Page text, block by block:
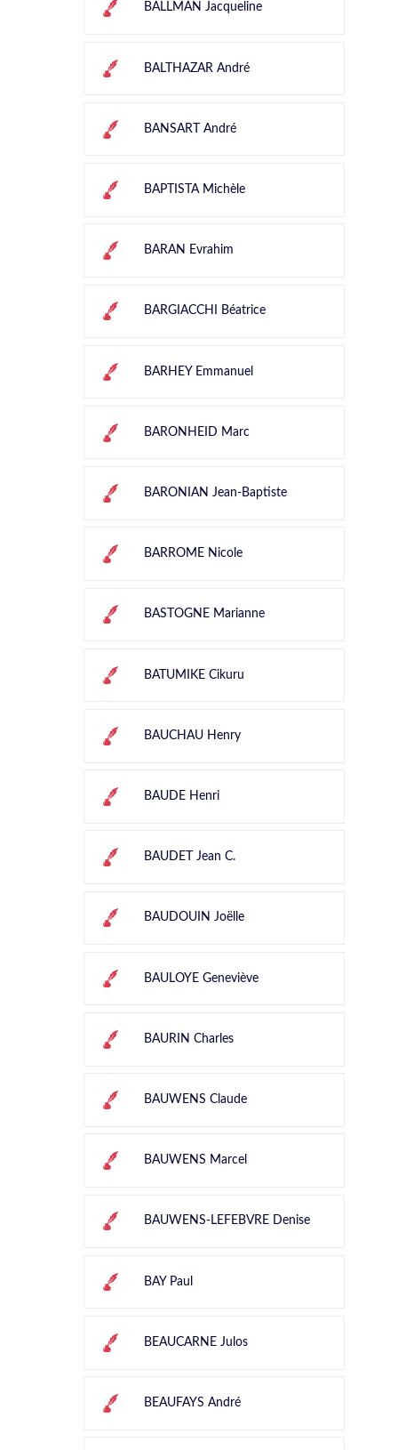
BALLMAN Jacqueline
BALTHAZAR André
BANSART André
BAPTISTA Michèle
BARAN Evrahim
BARGIACCHI Béatrice
BARHEY Emmanuel
BARONHEID Marc
BARONIAN Jean-Baptiste
BARROME Nicole
BASTOGNE Marianne
BATUMIKE Cikuru
BAUCHAU Henry
BAUDE Henri
BAUDET Jean C.
BAUDOUIN Joëlle
BAULOYE Geneviève
BAURIN Charles
BAUWENS Claude
BAUWENS Marcel
BAUWENS-LEFEBVRE Denise
BAY Paul
BEAUCARNE Julos
BEAUFAYS André